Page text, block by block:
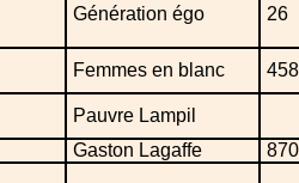
Génération égo 26
Femmes en blanc 458
Pauvre Lampil
Gaston Lagaffe 870